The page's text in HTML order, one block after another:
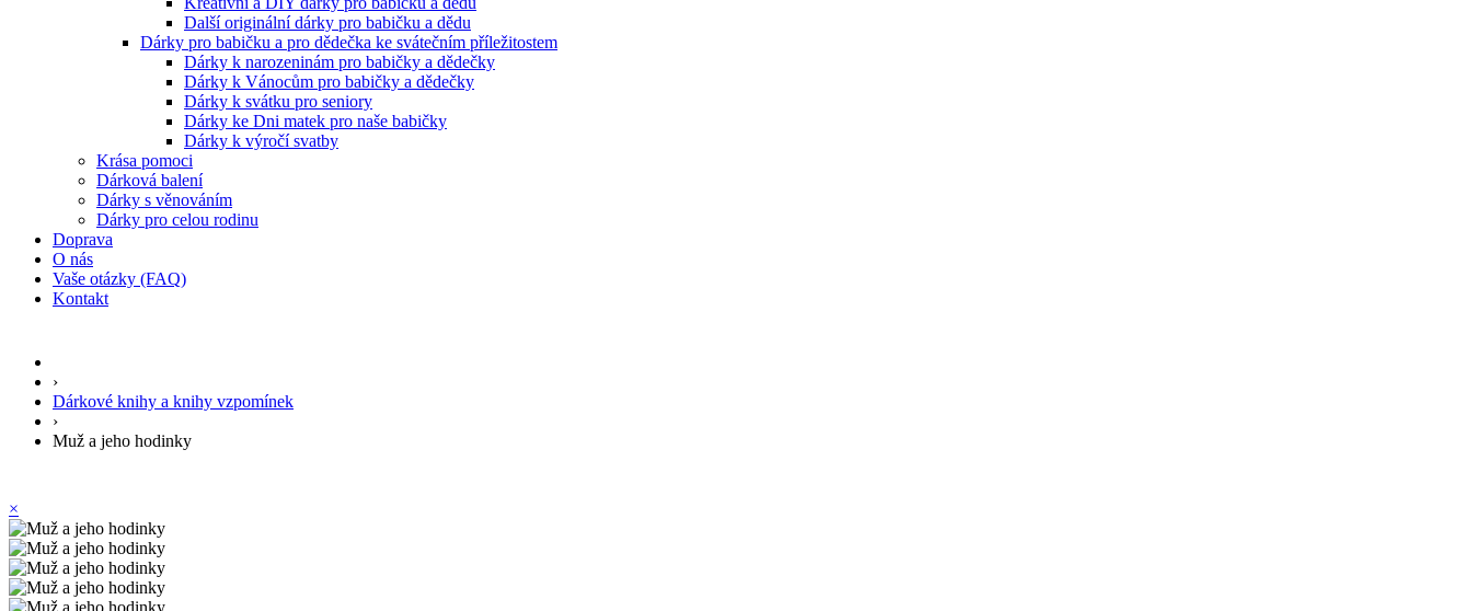
Další originální dárky pro babičku a dědu
Dárky pro babičku a pro dědečka ke svátečním příležitostem
Dárky k narozeninám pro babičky a dědečky
Dárky k Vánocům pro babičky a dědečky
Dárky k svátku pro seniory
Dárky ke Dni matek pro naše babičky
Dárky k výročí svatby
Krása pomoci
Dárková balení
Dárky s věnováním
Dárky pro celou rodinu
Doprava
O nás
Vaše otázky (FAQ)
Kontakt
›
Dárkové knihy a knihy vzpomínek
›
Muž a jeho hodinky
×